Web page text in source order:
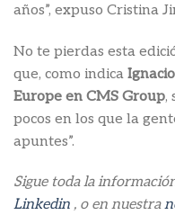
años”, expuso Cristina
No te pierdas esta
que, como indica
Europe en CMS Group,
pocos en los que la
apuntes”.
Sigue toda la
Linkedin , o en nuestra